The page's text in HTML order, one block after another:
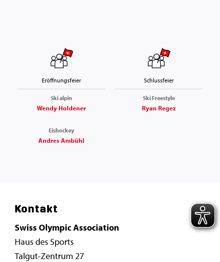
Eröffnungsfeier
Ski alpin
Wendy Holdener
Eishockey
Andres Ambühl
Schlussfeier
Ski Freestyle
Ryan Regez
Kontakt
Swiss Olympic Association
Haus des Sports
Talgut-Zentrum 27